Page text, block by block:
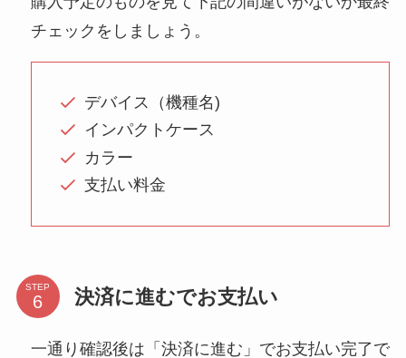
チェックをしましょう。
デバイス（機種名)
インパクトケース
カラー
支払い料金
STEP 決済に進むでお支払い
一通り確認後は「決済に進む」でお支払い完了で